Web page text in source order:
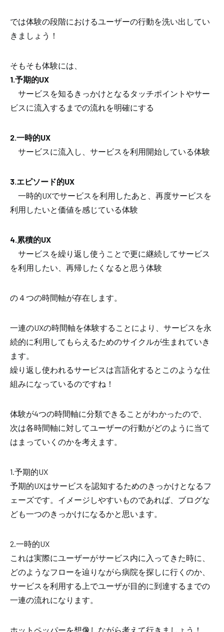
では体験の段階におけるユーザーの行動を洗い出してい
きましょう！
そもそも体験には、
1.予期的UX
サービスを知るきっかけとなるタッチポイントやサー
ビスに流入するまでの流れを明確にする
2.一時的UX
サービスに流入し、サービスを利用開始している体験
3.エピソード的UX
一時的UXでサービスを利用したあと、再度サービスを
利用したいと価値を感じている体験
4.累積的UX
サービスを繰り返し使うことで更に継続してサービス
を利用したい、再帰したくなると思う体験
の４つの時間軸が存在します。
一連のUXの時間軸を体験することにより、サービスを永
続的に利用してもらえるためのサイクルが生まれていき
ます。
繰り返し使われるサービスは言語化するとこのような仕
組みになっているのですね！
体験が4つの時間軸に分類できることがわかったので、
次は各時間軸に対して ユーザーの行動がどのように当て
はまっていくのかを考えます。
1.予期的UX
予期的UXはサービスを認知するためのきっかけとなるフ
ェーズです。イメージしやすいものであれば、ブログな
ども一つのきっかけになるかと思います。
2.一時的UX
これは実際にユーザーがサービス内に入ってきた時に、
どのようなフローを辿りながら病院を探しに行くのか、
サービスを利用する上でユーザが目的に到達するまでの
一連の流れになります。
ホットペッパーを想像しながら考えて行きましょう！